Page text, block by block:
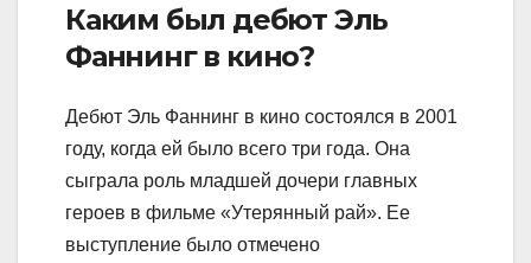
Каким был дебют Эль
Фаннинг в кино?
Дебют Эль Фаннинг в кино состоялся в 2001
году, когда ей было всего три года. Она
сыграла роль младшей дочери главных
героев в фильме «Утерянный рай». Ее
выступление было отмечено